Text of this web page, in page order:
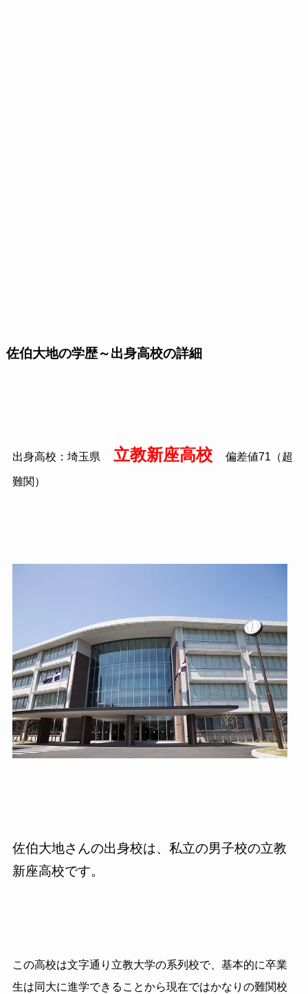
佐伯大地の学歴～出身高校の詳細
出身高校：埼玉県 立教新座高校 偏差値71（超
難関）
佐伯大地さんの出身校は、私立の男子校の立教
新座高校です。
この高校は文字通り立教大学の系列校で、基本的に卒業
生は同大に進学できることから現在ではかなりの難関校